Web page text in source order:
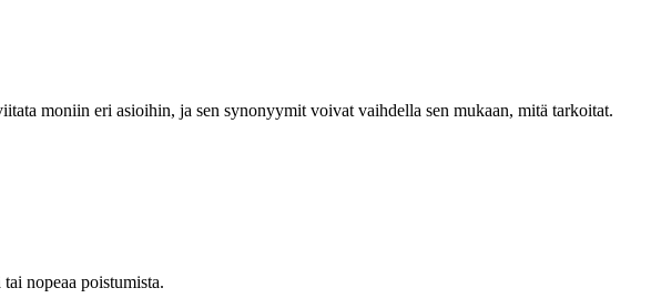
moniin eri asioihin, ja sen synonyymit voivat vaihdella sen mukaan, mitä tarkoitat.
nopeaa poistumista.